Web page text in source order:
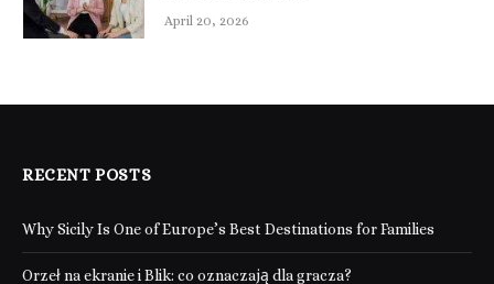
April 20, 2026
RECENT POSTS
Why Sicily Is One of Europe’s Best Destinations for Families
Orzeł na ekranie i Blik: co oznaczają dla gracza?